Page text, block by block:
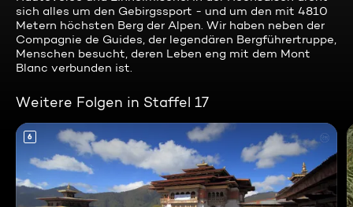
sich alles um den Gebirgssport - und um den mit 4810
Metern höchsten Berg der Alpen. Wir haben neben der
Compagnie de Guides, der legendären Bergführertruppe,
Menschen besucht, deren Leben eng mit dem Mont
Blanc verbunden ist.
Weitere Folgen in Staffel 17
6